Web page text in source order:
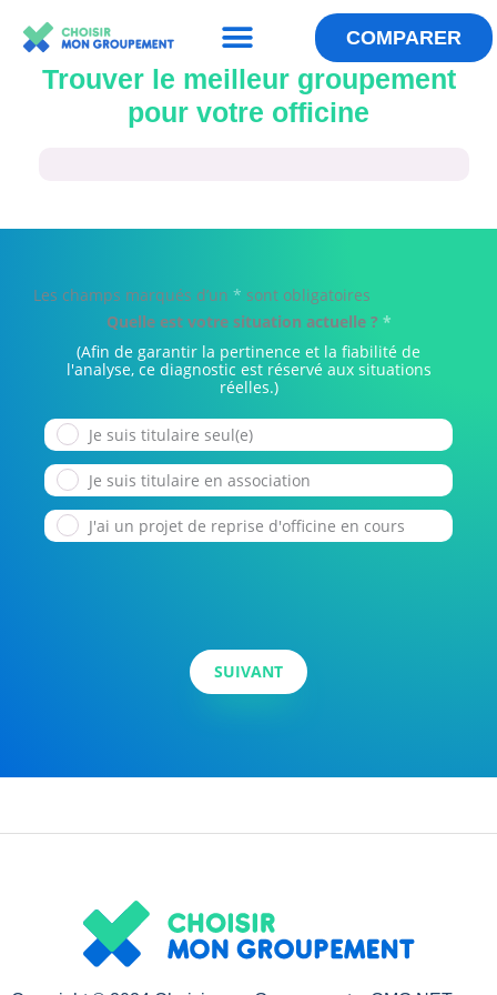
contenu
Menu COMPARER
Trouver le meilleur groupement
pour votre officine
Les champs marqués d’un * sont obligatoires
Quelle est votre situation actuelle ? *
Je suis titulaire seul(e)
Je suis titulaire en association
J'ai un projet de reprise d'officine en cours
(Afin de garantir la pertinence et la fiabilité de
l'analyse, ce diagnostic est réservé aux situations
réelles.)